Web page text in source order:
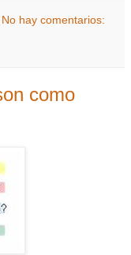
No hay comentarios:
como